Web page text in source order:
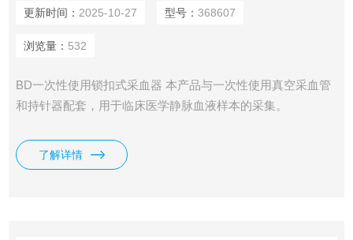
更新时间： 2025-10-27 型号： 368607
浏览量： 532
BD一次性使用锁扣式采血器 本产品与一次性使用真空采血管
和持针器配套，用于临床医学静脉血液样本的采集。
了解详情